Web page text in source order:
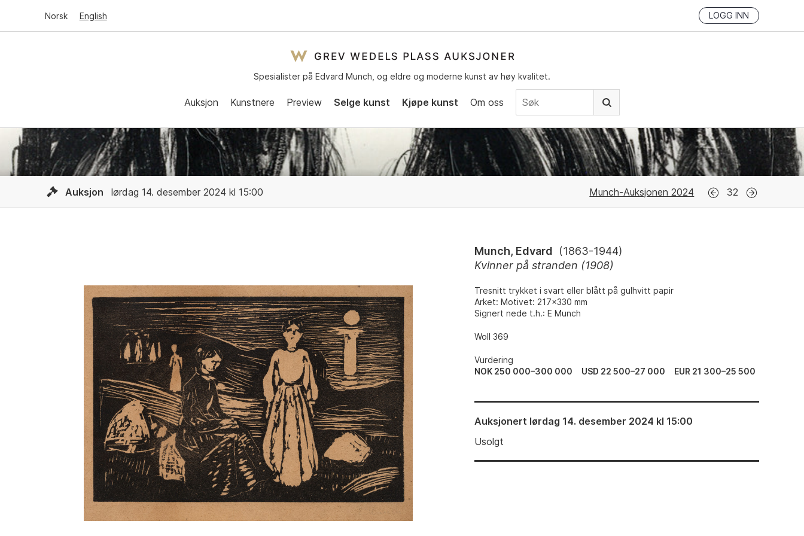
Norsk English LOGG INN
Spesialister på Edvard Munch, og eldre og moderne kunst av høy kvalitet.
Auksjon Kunstnere Preview Selge kunst Kjøpe kunst Om oss
Auksjon lørdag 14. desember 2024 kl 15:00 Munch-Auksjonen 2024 32
Munch, Edvard (1863-1944)
Kvinner på stranden (1908)
Tresnitt trykket i svart eller blått på gulhvitt papir
Arket: Motivet: 217x330 mm
Signert nede t.h.: E Munch
Woll 369
Vurdering
NOK 250 000–300 000
USD 22 500–27 000 EUR 21 300–25 500
Auksjonert lørdag 14. desember 2024 kl 15:00
Usolgt